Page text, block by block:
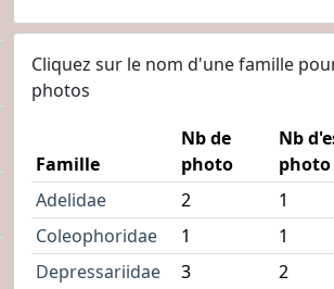
Cliquez sur le nom d'une famille
photos
Famille
Nb de
photo
Nb
photo
Adelidae
2
1
Coleophoridae
1
1
Depressariidae
3
2